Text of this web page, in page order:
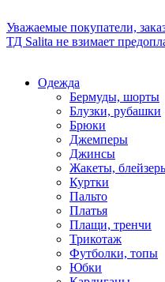
Уважаемые покупатели,
ТД Salita не взимает
Одежда
Бермуды, шорты
Блузки, рубашки
Брюки
Джемперы
Джинсы
Жакеты,
Куртки
Пальто
Платья
Плащи, тренчи
Трикотаж
Футболки, топы
Юбки